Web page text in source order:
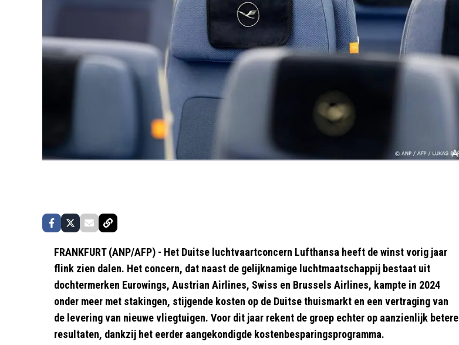
FRANKFURT (ANP/AFP) - Het Duitse luchtvaartconcern Lufthansa heeft de winst vorig jaar
flink zien dalen. Het concern, dat naast de gelijknamige luchtmaatschappij bestaat uit
dochtermerken Eurowings, Austrian Airlines, Swiss en Brussels Airlines, kampte in 2024
onder meer met stakingen, stijgende kosten op de Duitse thuismarkt en een vertraging van
de levering van nieuwe vliegtuigen. Voor dit jaar rekent de groep echter op aanzienlijk betere
resultaten, dankzij het eerder aangekondigde kostenbesparingsprogramma.